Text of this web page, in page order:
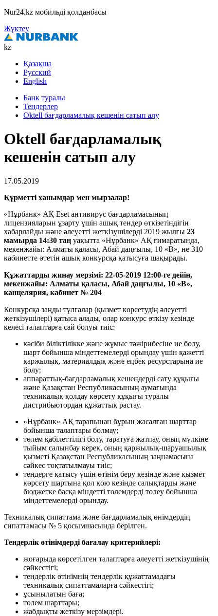
Nur24.kz мобильді қолданбасы
Жүктеу
kz
Қазақша
Русский
English
Банк туралы
Тендерлер
Oktell бағдарламалық кешенін сатып алу
Oktell бағдарламалық
кешенін сатып алу
17.05.2019
Құрметті ханымдар мен мырзалар!
«Нұрбанк» АҚ Eset антивирус бағдарламасының
лицензияларын ұзарту үшін ашық тендер өткізетіндігін
хабарлайды және әлеуетті жеткізушілерді 2019 жылғы 23
мамырда 14:30 таң уақытта «Нұрбанк» АҚ ғимаратында,
мекенжайы: Алматы қаласы, Абай даңғылы, 10 «В», не 310
кабинетте өтетін ашық конкурсқа қатысуға шақырады.
Құжаттарды жинау мерзімі: 22-05-2019 12:00-ге дейін,
мекенжайы: Алматы қаласы, Абай даңғылы, 10 «В»,
канцелярия, кабинет № 204
Конкурсқа заңды тұлғалар (қызмет көрсетудің әлеуетті
жеткізушілері) қатыса алады, олар конкурс өткізу кезінде
келесі талаптарға сай болуы тиіс:
кәсіби біліктілікке және жұмыс тәжірибесіне ие болу,
шарт бойынша міндеттемелерді орындау үшін қажетті
қаржылық, материалдық және еңбек ресурстарына ие
болу;
аппараттық-бағдарламалық кешендерді сату құқығы
және Қазақстан Республикасының аумағында
техникалық қолдау көрсету құқығы туралы
дистрибьютордан құжаттық растау.
«Нұрбанк» АҚ тарапынан бұрын жасалған шарттар
бойынша талаптары болмау;
төлем қабілеттілігі болу, таратуға жатпау, оның мүлкіне
тыйым салынбау керек, оның қаржылық-шаруашылық
қызметі Қазақстан Республикасының заңнамасына
сәйкес тоқтатылмауы тиіс;
тендерге қатысу үшін өтінім беру кезінде және қызмет
көрсету шартына қол қою кезінде салықтарды және
бюджетке басқа міндетті төлемдерді төлеу бойынша
міндеттемелерді орындау.
Техникалық сипаттама және бағдарламалық өнімдердің
сипаттамасы № 5 қосымшасында берілген.
Тендерлік өтінімдерді бағалау критерийлері:
жоғарыда көрсетілген талаптарға әлеуетті жеткізушінің
сәйкестігі;
тендерлік өтінімнің тендерлік құжаттамадағы
техникалық сипаттамаларға сәйкестігі;
ұсынылатын баға;
төлем шарттары;
жабдықты жеткізу мерзімдері.